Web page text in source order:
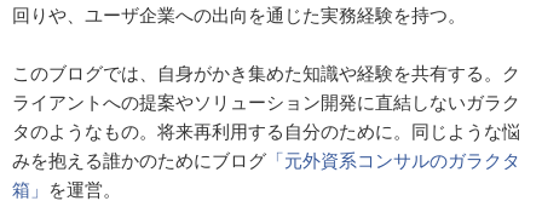
回りや、ユーザ企業への出向を通じた実務経験を持つ。
このブログでは、自身がかき集めた知識や経験を共有する。ク
ライアントへの提案やソリューション開発に直結しないガラク
タのようなもの。将来再利用する自分のために。同じような悩
みを抱える誰かのためにブログ 「元外資系コンサルのガラクタ
箱」
を運営。